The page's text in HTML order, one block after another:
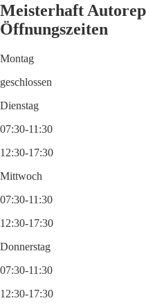
Meisterhaft
Öffnungszeiten
Montag
geschlossen
Dienstag
07:30-11:30
12:30-17:30
Mittwoch
07:30-11:30
12:30-17:30
Donnerstag
07:30-11:30
12:30-17:30